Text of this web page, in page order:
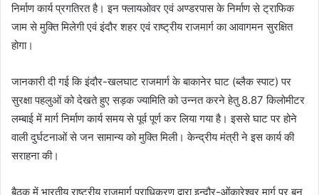
निर्माण कार्य प्रगतिरत है। इन फ्लायओवर एवं अण्डरपास के निर्माण से ट्राफिक
जाम से मुक्ति मिलेगी एवं इंदौर शहर एवं राष्ट्रीय राजमार्ग का आवागमन सुरक्षित
होगा।
जानकारी दी गई कि इंदौर-खलघाट राजमार्ग के बाकानेर घाट (ब्लैक स्पाट) पर
सुरक्षा पहलुओं को देखते हुए सड़क ज्यामिति को उन्नत करने हेतु 8.87 किलोमीटर
लम्बाई में मार्ग निर्माण कार्य समय से पूर्व पूर्ण कर लिया गया है। इससे घाट पर होने
वाली दुर्घटनाओं से जन सामान्य को मुक्ति मिली। केन्द्रीय मंत्री ने इस कार्य की
सराहना की।
बैठक में भारतीय राष्ट्रीय राजमार्ग प्राधिकरण द्वारा इन्दौर-ओंकारेश्वर मार्ग पर बन